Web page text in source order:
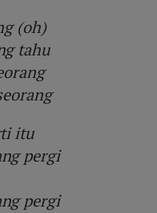
(oh)
tahu
itu
pergi
pergi